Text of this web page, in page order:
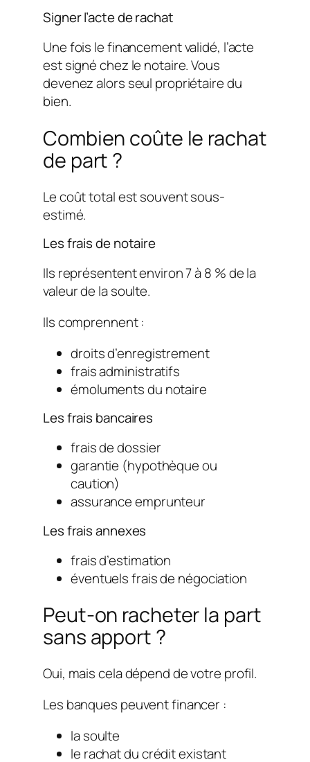
Signer l’acte de rachat
Une fois le financement validé, l’acte
est signé chez le notaire. Vous
devenez alors seul propriétaire du
bien.
Combien coûte le rachat
de part ?
Le coût total est souvent sous-
estimé.
Les frais de notaire
Ils représentent environ 7 à 8 % de la
valeur de la soulte.
Ils comprennent :
droits d’enregistrement
frais administratifs
émoluments du notaire
Les frais bancaires
frais de dossier
garantie (hypothèque ou
caution)
assurance emprunteur
Les frais annexes
frais d’estimation
éventuels frais de négociation
Peut-on racheter la part
sans apport ?
Oui, mais cela dépend de votre profil.
Les banques peuvent financer :
la soulte
le rachat du crédit existant